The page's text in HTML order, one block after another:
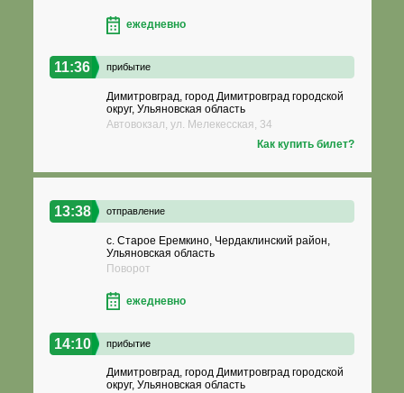
ежедневно
11:36 прибытие
Димитровград, город Димитровград городской
округ, Ульяновская область
Автовокзал, ул. Мелекесская, 34
Как купить билет?
13:38 отправление
с. Старое Еремкино, Чердаклинский район,
Ульяновская область
Поворот
ежедневно
14:10 прибытие
Димитровград, город Димитровград городской
округ, Ульяновская область